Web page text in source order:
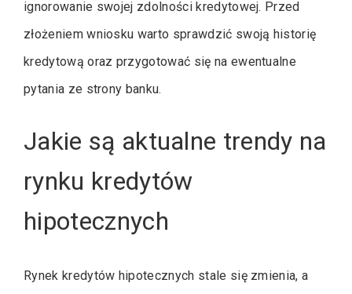
ignorowanie swojej zdolności kredytowej. Przed
złożeniem wniosku warto sprawdzić swoją historię
kredytową oraz przygotować się na ewentualne
pytania ze strony banku.
Jakie są aktualne trendy na
rynku kredytów
hipotecznych
Rynek kredytów hipotecznych stale się zmienia, a